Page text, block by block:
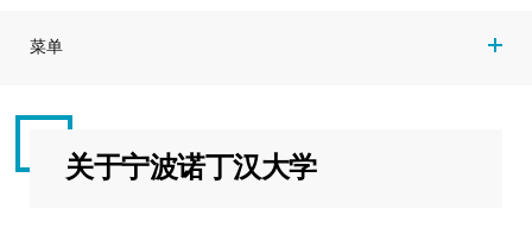
菜单
关于宁波诺丁汉大学